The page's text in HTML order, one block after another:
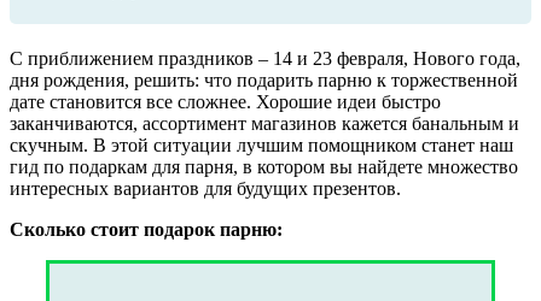
С приближением праздников – 14 и 23 февраля, Нового года,
дня рождения, решить: что подарить парню к торжественной
дате становится все сложнее. Хорошие идеи быстро
заканчиваются, ассортимент магазинов кажется банальным и
скучным. В этой ситуации лучшим помощником станет наш
гид по подаркам для парня, в котором вы найдете множество
интересных вариантов для будущих презентов.
Сколько стоит подарок парню: